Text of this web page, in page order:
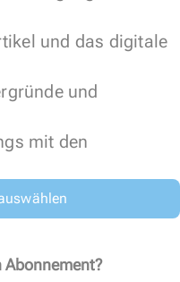
und das digitale
und
mit den
Abonnement?